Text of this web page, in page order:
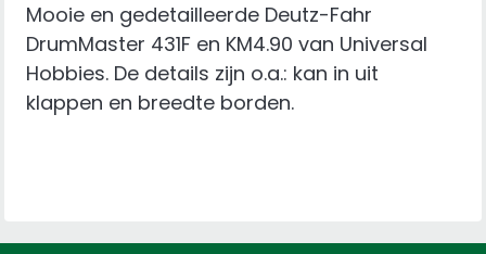
Mooie en gedetailleerde Deutz-Fahr
DrumMaster 431F en KM4.90 van Universal
Hobbies. De details zijn o.a.: kan in uit
klappen en breedte borden.